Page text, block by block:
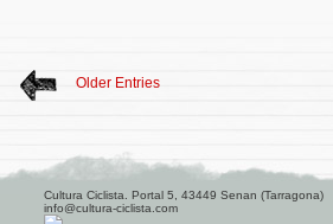
Older Entries
Cultura Ciclista. Portal 5, 43449 Senan (Tarragona)
info@cultura-ciclista.com